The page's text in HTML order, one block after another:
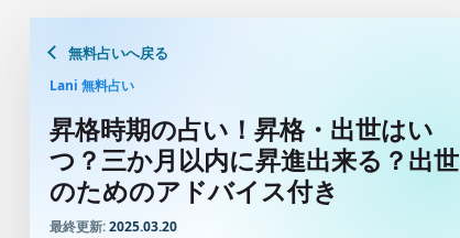
無料占いへ戻る
Lani 無料占い
昇格時期の占い！昇格・出世はい
つ？三か月以内に昇進出来る？出世
のためのアドバイス付き
最終更新:2025.03.20